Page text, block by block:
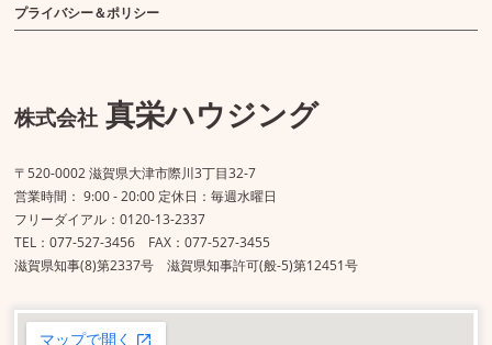
プライバシー＆ポリシー
株式会社 真栄ハウジング
〒520-0002 滋賀県大津市際川3丁目32-7
営業時間： 9:00 - 20:00 定休日：毎週水曜日
フリーダイアル：0120-13-2337
TEL：077-527-3456 FAX：077-527-3455
滋賀県知事(8)第2337号 滋賀県知事許可(般-5)第12451号